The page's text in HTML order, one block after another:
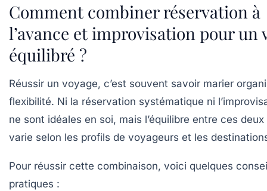
Comment combiner réservation à
l’avance et improvisation pour un
équilibré ?
Réussir un voyage, c’est souvent savoir marier
flexibilité. Ni la réservation systématique ni
ne sont idéales en soi, mais l’équilibre entre ces
varie selon les profils de voyageurs et les
Pour réussir cette combinaison, voici quelques
pratiques :